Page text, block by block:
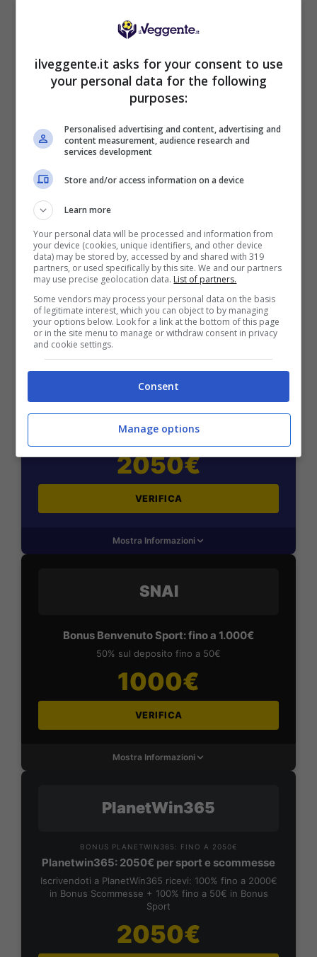
BONUS BENVENUTO GOLDBET: 2.050€
Fino a 2050€ sport e casino
Per i nuovi registrati: 100% fino a 2.000€ in Bonus
Scommesse + 50% del primo deposito fino a 50€
VERIFICA
Mostra Informazioni
Fino a 2050€ bonus scommesse e sport
Per i nuovi utenti della piattaforma: 100% fino a 50€ in
Bonus Scommesse + 100% fino a 2000€ in Bonus
Sport
2050€
VERIFICA
Mostra Informazioni
SNAI
Bonus Benvenuto Sport: fino a 1.000€
50% sul deposito fino a 50€
1000€
VERIFICA
Mostra Informazioni
PlanetWin365
BONUS PLANETWIN365: FINO A 2050€
Planetwin365: 2050€ per sport e scommesse
Iscrivendoti a PlanetWin365 ricevi: 100% fino a 2000€
in Bonus Scommesse + 100% fino a 50€ in Bonus
Sport
2050€
ilveggente.it asks for your consent to use
your personal data for the following
purposes:
Personalised advertising and content, advertising and
content measurement, audience research and
services development
Store and/or access information on a device
Learn more
Your personal data will be processed and information from
your device (cookies, unique identifiers, and other device
data) may be stored by, accessed by and shared with 319
partners, or used specifically by this site. We and our partners
may use precise geolocation data. List of partners.
Some vendors may process your personal data on the basis
of legitimate interest, which you can object to by managing
your options below. Look for a link at the bottom of this page
or in the site menu to manage or withdraw consent in privacy
and cookie settings.
Consent
Manage options